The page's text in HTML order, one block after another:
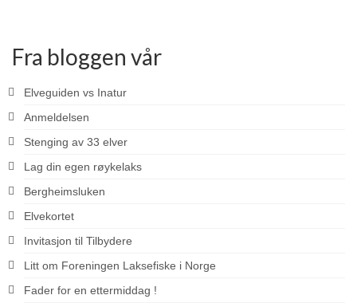
Fra bloggen vår
Elveguiden vs Inatur
Anmeldelsen
Stenging av 33 elver
Lag din egen røykelaks
Bergheimsluken
Elvekortet
Invitasjon til Tilbydere
Litt om Foreningen Laksefiske i Norge
Fader for en ettermiddag !